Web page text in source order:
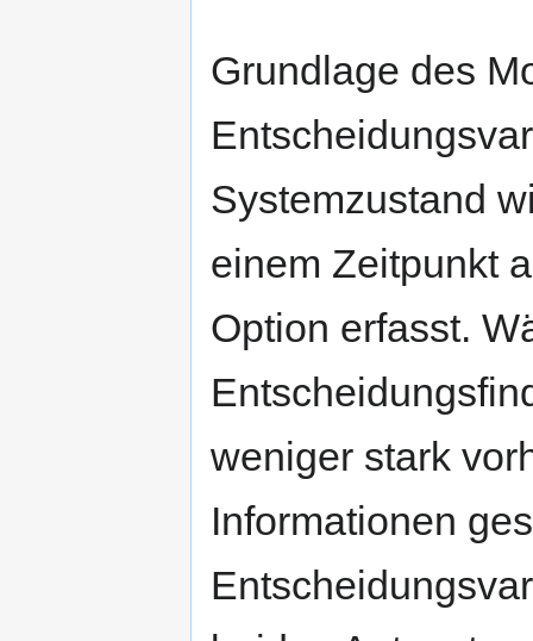
Grundlage des
Systemzustand
einem Zeitpunkt
Option erfasst.
weniger stark
Informationen